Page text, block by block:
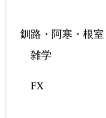
釧路・阿寒・根
雑学
FX